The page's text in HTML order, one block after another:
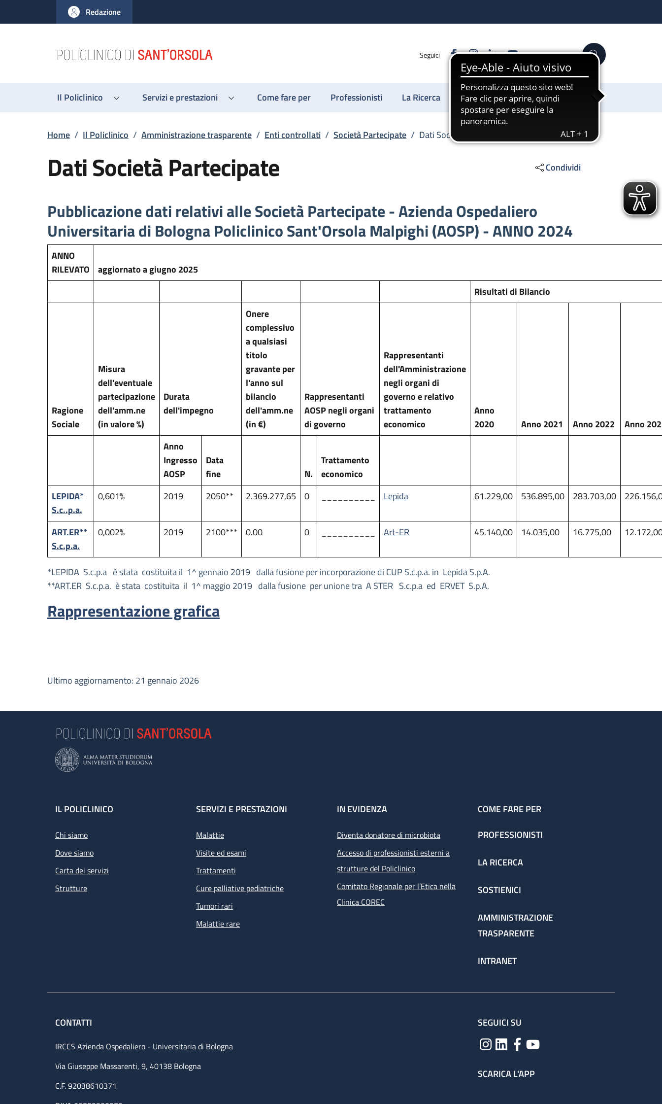
al contenuto principale
to footer content
Redazione
Seguici FacebookInstagram
LinkedinYouTube Cerca
Il Policlinico Servizi e prestazioni Come fare per Professionisti La Ricerca Sostienici
Briciole di pane
Home / Il Policlinico / Amministrazione trasparente / Enti controllati / Società Partecipate / Dati Società Partecipate
Dati Società Partecipate Condividi
Descrizione
Pubblicazione dati relativi alle Società Partecipate - Azienda Ospedaliero
Universitaria di Bologna Policlinico Sant'Orsola Malpighi (AOSP) - ANNO 2024
ANNO
RILEVATO
aggiornato a giugno 2025
Risultati di Bilancio
Ragione
Sociale
Misura
dell'eventuale
partecipazione
dell'amm.ne
(in valore %)
Durata
dell'impegno
Onere
complessivo
a qualsiasi
titolo
gravante per
l'anno sul
bilancio
dell'amm.ne
(in €)
Rappresentanti
AOSP negli organi
di governo
Rappresentanti
dell'Amministrazione
negli organi di
governo e relativo
trattamento
economico
Anno
2020
Anno 2021 Anno 2022
Anno
Anno
Ingresso
AOSP
Data
fine
N.
Trattamento
economico
LEPIDA*
S.c..p.a.
0,601% 2019 2050** 2.369.277,65 0 Lepida 61.229,00 536.895,00 283.703,00
ART.ER**
S.c.p.a.
0,002% 2019 2100*** 0.00 0 Art-ER 45.140,00 14.035,00 16.775,00
*LEPIDA S.c.p.a è stata costituita il 1^ gennaio 2019 dalla fusione per incorporazione di CUP S.c.p.a. in Lepida S.p.A.
**ART.ER S.c.p.a. è stata costituita il 1^ maggio 2019 dalla fusione per unione tra A STER S.c.p.a ed ERVET S.p.A.
Rappresentazione grafica
Ultimo aggiornamento: 21 gennaio 2026
Footer
IL POLICLINICO
Chi siamo
Dove siamo
Carta dei servizi
Strutture
SERVIZI E PRESTAZIONI
Malattie
Visite ed esami
Trattamenti
Cure palliative pediatriche
Tumori rari
Malattie rare
IN EVIDENZA
Diventa donatore di microbiota
Accesso di professionisti esterni a
strutture del Policlinico
Comitato Regionale per l’Etica nella
Clinica COREC
COME FARE PER
PROFESSIONISTI
LA RICERCA
SOSTIENICI
AMMINISTRAZIONE
TRASPARENTE
INTRANET
CONTATTI
IRCCS Azienda Ospedaliero - Universitaria di Bologna
Via Giuseppe Massarenti, 9, 40138 Bologna
C.F. 92038610371
SEGUICI SU
SCARICA L'APP